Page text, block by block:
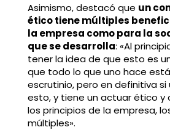
Asimismo, destacó que un
ético tiene múltiples
la empresa como para la
que se desarrolla: «Al
tener la idea de que esto es
que todo lo que uno hace
escrutinio, pero en definitiva
esto, y tiene un actuar ético y
los principios de la empresa,
múltiples».